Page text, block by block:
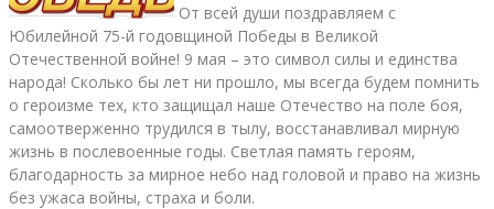
От всей души поздравляем с
Юбилейной 75-й годовщиной Победы в Великой
Отечественной войне! 9 мая – это символ силы и единства
народа! Сколько бы лет ни прошло, мы всегда будем помнить
о героизме тех, кто защищал наше Отечество на поле боя,
самоотверженно трудился в тылу, восстанавливал мирную
жизнь в послевоенные годы. Светлая память героям,
благодарность за мирное небо над головой и право на жизнь
без ужаса войны, страха и боли.